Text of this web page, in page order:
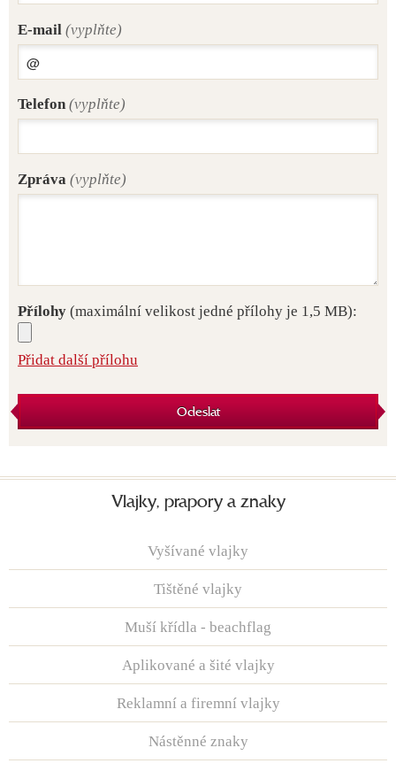
E-mail (vyplňte)
Telefon (vyplňte)
Zpráva (vyplňte)
Přílohy (maximální velikost jedné přílohy je 1,5 MB):
Přidat další přílohu
Odeslat
Vlajky, prapory a znaky
Vyšívané vlajky
Tištěné vlajky
Muší křídla - beachflag
Aplikované a šité vlajky
Reklamní a firemní vlajky
Nástěnné znaky